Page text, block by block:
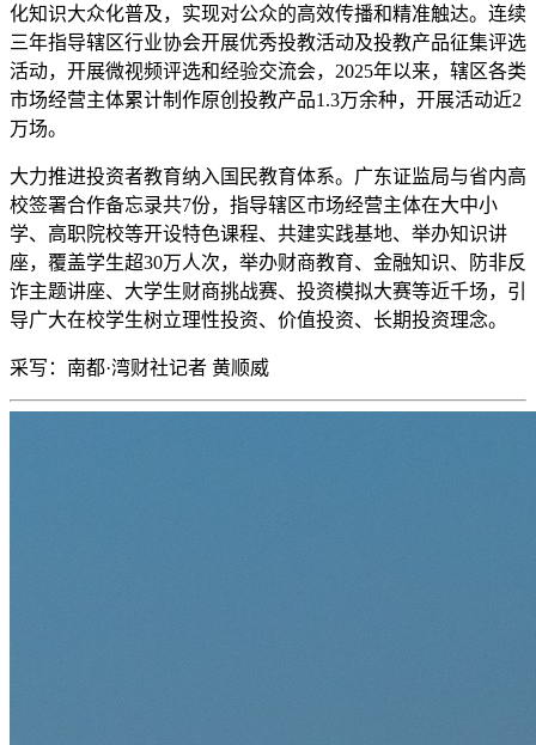
化知识大众化普及，实现对公众的高效传播和精准触达。连续
三年指导辖区行业协会开展优秀投教活动及投教产品征集评选
活动，开展微视频评选和经验交流会，2025年以来，辖区各类
市场经营主体累计制作原创投教产品1.3万余种，开展活动近2
万场。
大力推进投资者教育纳入国民教育体系。广东证监局与省内高
校签署合作备忘录共7份，指导辖区市场经营主体在大中小
学、高职院校等开设特色课程、共建实践基地、举办知识讲
座，覆盖学生超30万人次，举办财商教育、金融知识、防非反
诈主题讲座、大学生财商挑战赛、投资模拟大赛等近千场，引
导广大在校学生树立理性投资、价值投资、长期投资理念。
采写：南都·湾财社记者 黄顺威